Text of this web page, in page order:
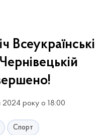
Всеукраїнські
2024 року о 18:00
Спорт